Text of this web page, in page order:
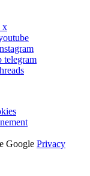
x
telegram
Google Privacy